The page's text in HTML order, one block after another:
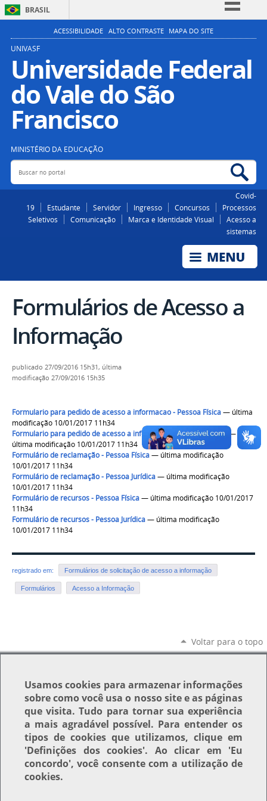
BRASIL
Simplifique!
Participe
Acesso à informação
Legislação
ACESSIBILIDADE ALTO CONTRASTE MAPA DO SITE
UNIVASF
Universidade Federal
do Vale do São
Francisco
MINISTÉRIO DA EDUCAÇÃO
Buscar no portal
Covid-
19
Estudante Servidor Ingresso Concursos
Processos
Seletivos
Comunicação Marca e Identidade Visual
Acesso a
sistemas
Formulários de Acesso a
Informação
publicado 27/09/2016 15h31, última
modificação 27/09/2016 15h35
Formulario para pedido de acesso a informacao - Pessoa Física— última
modificação 10/01/2017 11h34
Formulario para pedido de acesso a informacao - Pessoa Jurídica —
última modificação 10/01/2017 11h34
Formulário de reclamação - Pessoa Física— última modificação
10/01/2017 11h34
Formulário de reclamação - Pessoa Jurídica— última modificação
10/01/2017 11h34
Formulário de recursos - Pessoa Física— última modificação 10/01/2017
11h34
Formulário de recursos - Pessoa Jurídica— última modificação
10/01/2017 11h34
registrado em: Formulários de solicitação de acesso a informação
Formulários Acesso a Informação
Voltar para o topo
Usamoscookies para armazenar informações
sobre como você usa o nosso site e as páginas
que visita. Tudo para tornar sua experiência
a mais agradável possível. Para entender os
tipos de cookies que utilizamos, clique em
'Definições dos cookies'. Ao clicar em 'Eu
concordo', você consente com a utilização de
cookies.